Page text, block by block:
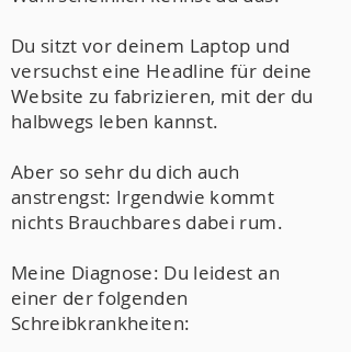
Du sitzt vor deinem Laptop und
versuchst eine Headline für deine
Website zu fabrizieren, mit der du
halbwegs leben kannst.
Aber so sehr du dich auch
anstrengst: Irgendwie kommt
nichts Brauchbares dabei rum.
Meine Diagnose: Du leidest an
einer der folgenden
Schreibkrankheiten: